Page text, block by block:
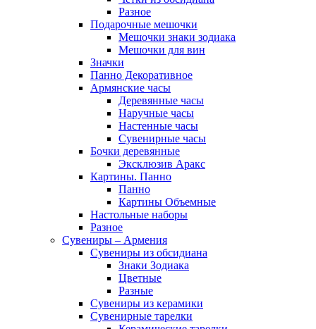
Разное
Подарочные мешочки
Мешочки знаки зодиака
Мешочки для вин
Значки
Панно Декоративное
Армянские часы
Деревянные часы
Наручные часы
Настенные часы
Сувенирные часы
Бочки деревянные
Эксклюзив Аракс
Картины. Панно
Панно
Картины Объемные
Настольные наборы
Разное
Сувениры – Армения
Сувениры из обсидиана
Знаки Зодиака
Цветные
Разные
Сувениры из керамики
Сувенирные тарелки